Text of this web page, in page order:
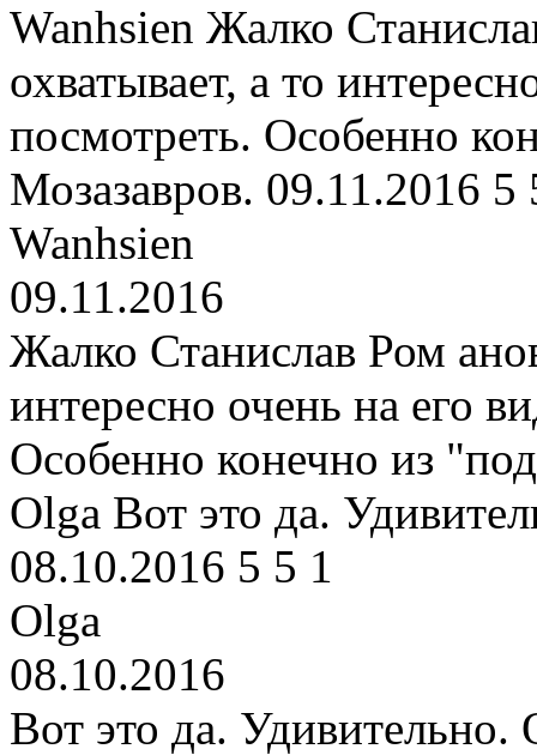
Wanhsien Жалко
охватывает, а то
посмотреть. Особенно
Мозазавров. 09.11.2016 5
Wanhsien
09.11.2016
Жалко Станислав Ром
интересно очень на его
Особенно конечно из
Olga Вот это да.
08.10.2016 5 5 1
Olga
08.10.2016
Вот это да. Удивительно.